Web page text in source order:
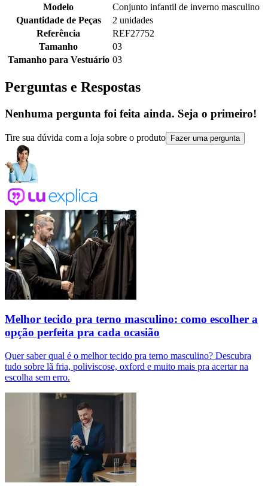
Modelo
Conjunto infantil de inverno masculino
Quantidade de Peças
2 unidades
Referência
REF27752
Tamanho
03
Tamanho para Vestuário 03
Perguntas e Respostas
Nenhuma pergunta foi feita ainda. Seja o primeiro!
Tire sua dúvida com a loja sobre o produto Fazer uma pergunta
Melhor tecido pra terno masculino: como escolher a
opção perfeita pra cada ocasião
Quer saber qual é o melhor tecido pra terno masculino? Descubra
tudo sobre lã fria, poliviscose, oxford e muito mais pra acertar na
escolha sem erro.